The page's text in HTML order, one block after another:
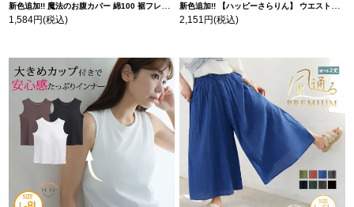
新色追加!! 魔法のお腹カバー 綿100 裾フレア Tシャツ | 大きいサイズの通販ならハッピーマリリン
1,584円(税込)
新色追加!! 【ハッピーさらりん】 ウエストタック入り スッキリ魅せ コクーントップス | 大きいサイズの通販ならハッピーマリリン
2,151円(税込)